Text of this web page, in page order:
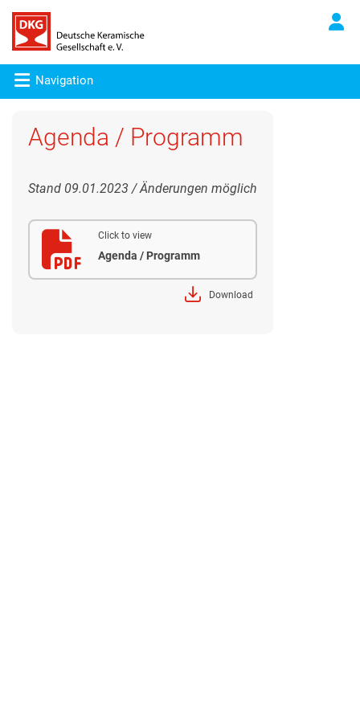
Navigation
Agenda / Programm
Stand 09.01.2023 / Änderungen möglich
Click to view
Agenda / Programm
Download